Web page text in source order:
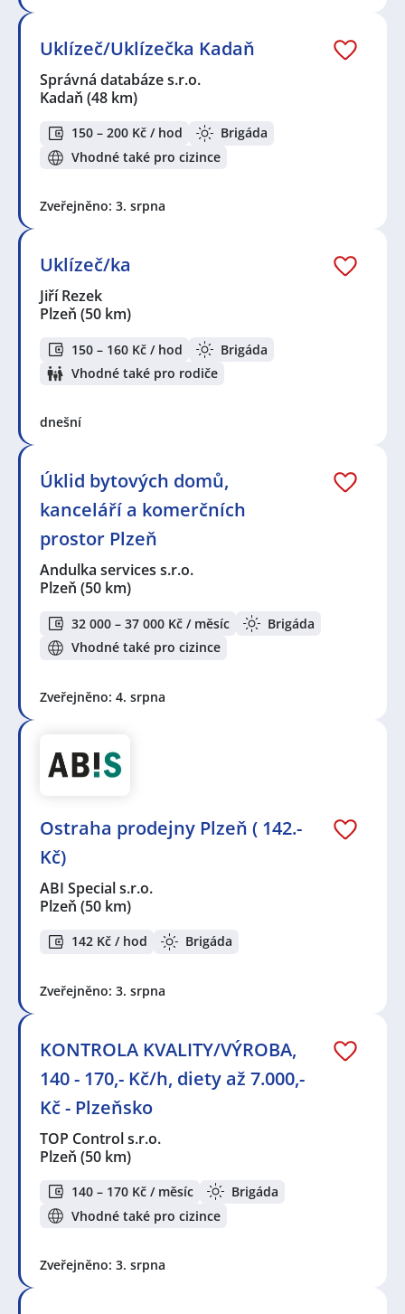
Uklízeč/Uklízečka Kadaň
Správná databáze s.r.o.
Kadaň (48 km)
150 – 200 Kč / hod
Brigáda
Vhodné také pro cizince
Zveřejněno: 3. srpna
Uklízeč/ka
Jiří Rezek
Plzeň (50 km)
150 – 160 Kč / hod
Brigáda
Vhodné také pro rodiče
dnešní
Úklid bytových domů,
kanceláří a komerčních
prostor Plzeň
Andulka services s.r.o.
Plzeň (50 km)
32 000 – 37 000 Kč / měsíc
Brigáda
Vhodné také pro cizince
Zveřejněno: 4. srpna
Ostraha prodejny Plzeň ( 142.-
Kč)
ABI Special s.r.o.
Plzeň (50 km)
142 Kč / hod Brigáda
Zveřejněno: 3. srpna
KONTROLA KVALITY/VÝROBA,
140 - 170,- Kč/h, diety až 7.000,-
Kč - Plzeňsko
TOP Control s.r.o.
Plzeň (50 km)
140 – 170 Kč / měsíc
Brigáda
Vhodné také pro cizince
Zveřejněno: 3. srpna